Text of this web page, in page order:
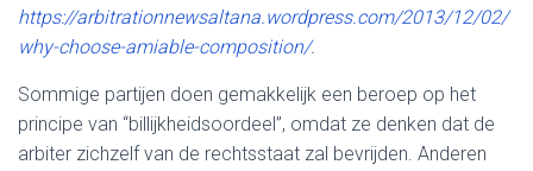
https://arbitrationnewsaltana.wordpress.com/2013/12/02/
why-choose-amiable-composition/.
Sommige partijen doen gemakkelijk een beroep op het
principe van “billijkheidsoordeel”, omdat ze denken dat de
arbiter zichzelf van de rechtsstaat zal bevrijden. Anderen